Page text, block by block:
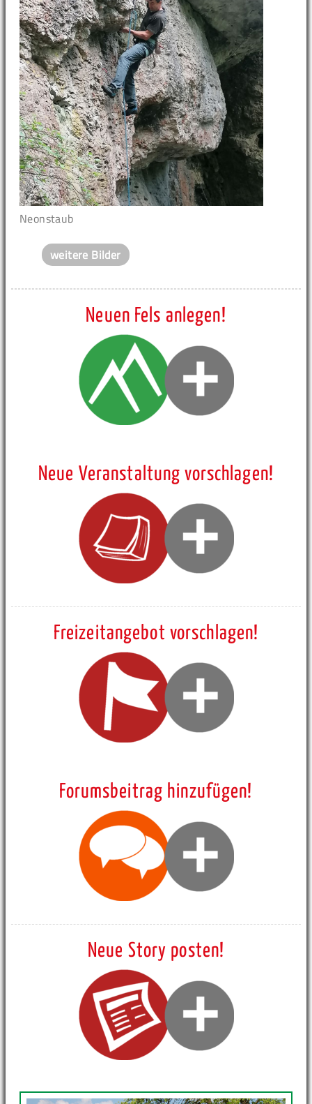
Neonstaub
weitere Bilder
Neuen Fels anlegen!
Neue Veranstaltung vorschlagen!
Freizeitangebot vorschlagen!
Forumsbeitrag hinzufügen!
Neue Story posten!